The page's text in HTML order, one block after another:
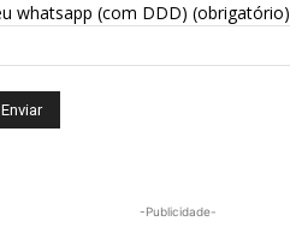
whatsapp (com DDD) (obrigatório)
-Publicidade-